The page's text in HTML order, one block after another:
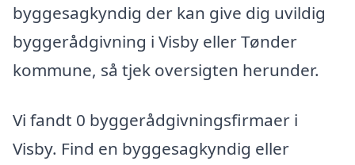
byggesagkyndig der kan give dig uvildig
byggerådgivning i Visby eller Tønder
kommune, så tjek oversigten herunder.
Vi fandt 0 byggerådgivningsfirmaer i
Visby. Find en byggesagkyndig eller